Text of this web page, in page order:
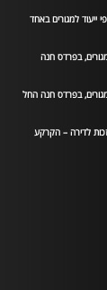
למגורים באחד
בפרדס חנה
בפרדס חנה החל
בלבד לקרקע המקנה זכות לדירה – הקרקע